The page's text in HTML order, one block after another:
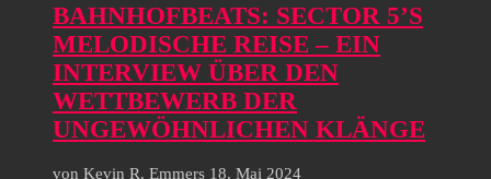
BAHNHOFBEATS: SECTOR 5’S
MELODISCHE REISE – EIN
INTERVIEW ÜBER DEN
WETTBEWERB DER
UNGEWÖHNLICHEN KLÄNGE
von Kevin R. Emmers 18. Mai 2024